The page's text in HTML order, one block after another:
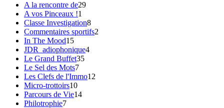
A la rencontre de29
A vos Pinceaux !1
Classe Investigation8
Commentaires sportifs2
In The Mood15
JDR_adiophonique4
Le Grand Buffet35
Le Sel des Mots7
Les Clefs de l'Immo12
Micro-trottoirs10
Parcours de Vie14
Philotrophie7